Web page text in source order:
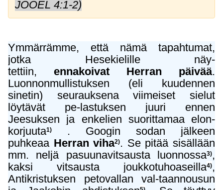
JOOEL 4:1-2)
Ymmärrämme, että nämä tapahtumat,
jotka Hesekielille näy-
tettiin,ennakoivat Herran päivää.
Luonnonmullistuksen (eli kuudennen
sinetin) seurauksena viimeiset sielut
löytävät pe-lastuksen juuri ennen
Jeesuksen ja enkelien suorittamaa elon-
korjuuta1)
. Googin sodan jälkeen
puhkeaa Herran viha2). Se pitää sisällään
mm. neljä pasuunavitsausta luonnossa3),
kaksi vitsausta joukkotuhoaseilla4),
Antikristuksen petovallan val-taannousun